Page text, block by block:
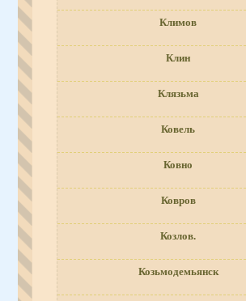
Климов
Клин
Клязьма
Ковель
Ковно
Ковров
Козлов.
Козьмодемьянск